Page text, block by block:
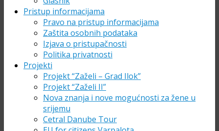
Pristup informacijama
Pravo na pristup informacijama
Zaštita osobnih podataka
Izjava o pristupačnosti
Politika privatnosti
Projekti
Projekt “Zaželi – Grad Ilok”
Projekt “Zaželi II”
Nova znanja i nove mogućnosti za žene u
srijemu
Cetral Danube Tour